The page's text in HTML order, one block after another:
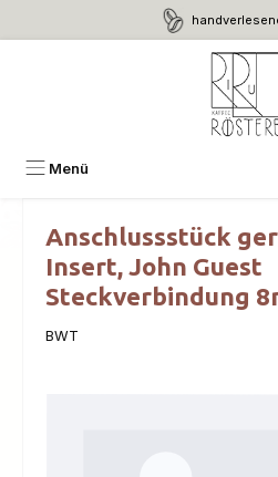
Zum Hauptinhalt springen
Menü
Anschlussstück
Insert, John Guest
Steckverbindung
BWT